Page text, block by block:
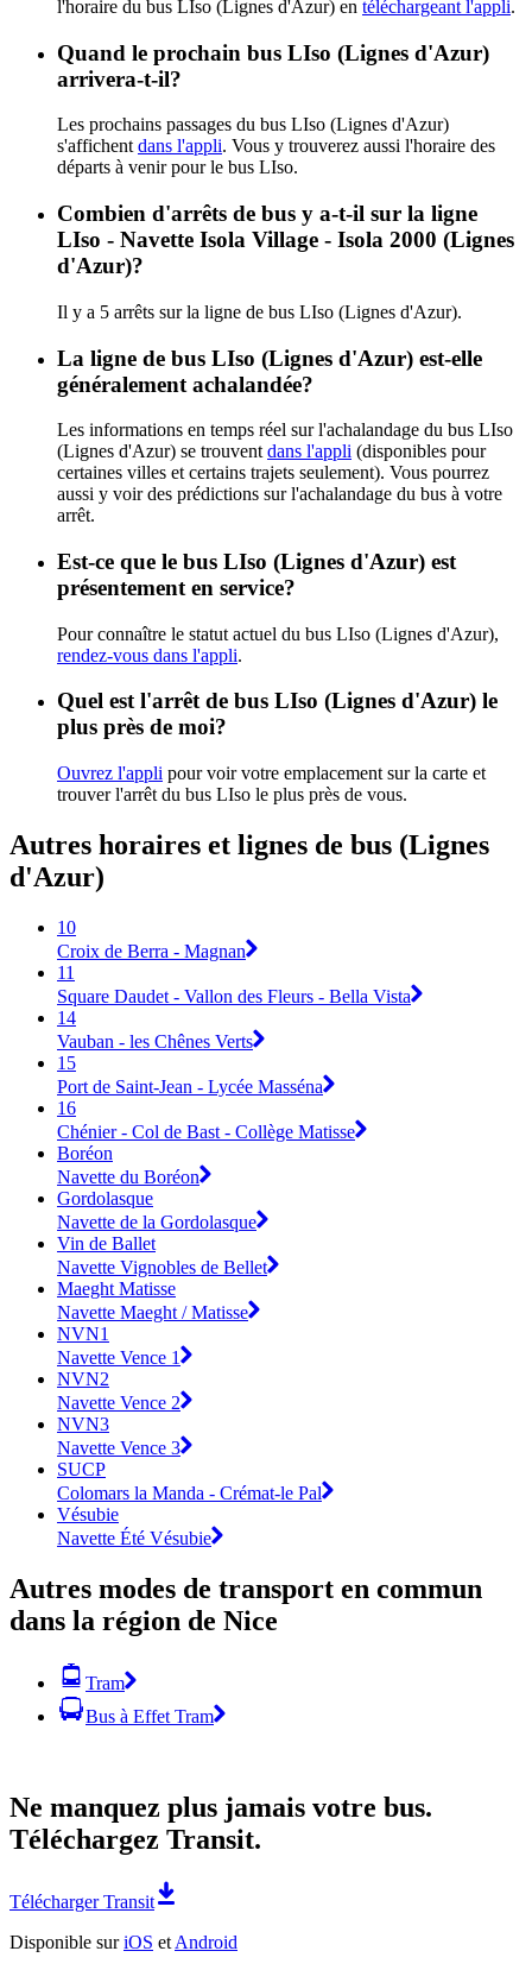
l'horaire du bus LIso (Lignes d'Azur) en téléchargeant l'appli.
Quand le prochain bus LIso (Lignes d'Azur)
arrivera-t-il?
Les prochains passages du bus LIso (Lignes d'Azur)
s'affichent dans l'appli. Vous y trouverez aussi l'horaire des
départs à venir pour le bus LIso.
Combien d'arrêts de bus y a-t-il sur la ligne
LIso - Navette Isola Village - Isola 2000 (Lignes
d'Azur)?
Il y a 5 arrêts sur la ligne de bus LIso (Lignes d'Azur).
La ligne de bus LIso (Lignes d'Azur) est-elle
généralement achalandée?
Les informations en temps réel sur l'achalandage du bus LIso
(Lignes d'Azur) se trouvent dans l'appli (disponibles pour
certaines villes et certains trajets seulement). Vous pourrez
aussi y voir des prédictions sur l'achalandage du bus à votre
arrêt.
Est-ce que le bus LIso (Lignes d'Azur) est
présentement en service?
Pour connaître le statut actuel du bus LIso (Lignes d'Azur),
rendez-vous dans l'appli.
Quel est l'arrêt de bus LIso (Lignes d'Azur) le
plus près de moi?
Ouvrez l'appli pour voir votre emplacement sur la carte et
trouver l'arrêt du bus LIso le plus près de vous.
Autres horaires et lignes de bus (Lignes
d'Azur)
10
Croix de Berra - Magnan
11
Square Daudet - Vallon des Fleurs - Bella Vista
14
Vauban - les Chênes Verts
15
Port de Saint-Jean - Lycée Masséna
16
Chénier - Col de Bast - Collège Matisse
Boréon
Navette du Boréon
Gordolasque
Navette de la Gordolasque
Vin de Ballet
Navette Vignobles de Bellet
Maeght Matisse
Navette Maeght / Matisse
NVN1
Navette Vence 1
NVN2
Navette Vence 2
NVN3
Navette Vence 3
SUCP
Colomars la Manda - Crémat-le Pal
Vésubie
Navette Été Vésubie
Autres modes de transport en commun
dans la région de Nice
Tram
Bus à Effet Tram
Ne manquez plus jamais votre bus.
Téléchargez Transit.
Télécharger Transit
Disponible suriOS et Android